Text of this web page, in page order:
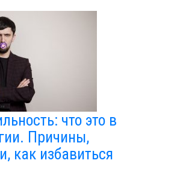
что это в
Причины,
как избавиться